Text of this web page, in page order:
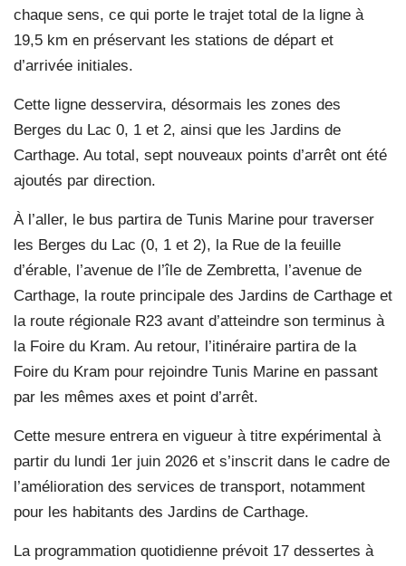
chaque sens, ce qui porte le trajet total de la ligne à
19,5 km en préservant les stations de départ et
d’arrivée initiales.
Cette ligne desservira, désormais les zones des
Berges du Lac 0, 1 et 2, ainsi que les Jardins de
Carthage. Au total, sept nouveaux points d’arrêt ont été
ajoutés par direction.
À l’aller, le bus partira de Tunis Marine pour traverser
les Berges du Lac (0, 1 et 2), la Rue de la feuille
d’érable, l’avenue de l’île de Zembretta, l’avenue de
Carthage, la route principale des Jardins de Carthage et
la route régionale R23 avant d’atteindre son terminus à
la Foire du Kram. Au retour, l’itinéraire partira de la
Foire du Kram pour rejoindre Tunis Marine en passant
par les mêmes axes et point d’arrêt.
Cette mesure entrera en vigueur à titre expérimental à
partir du lundi 1er juin 2026 et s’inscrit dans le cadre de
l’amélioration des services de transport, notamment
pour les habitants des Jardins de Carthage.
La programmation quotidienne prévoit 17 dessertes à